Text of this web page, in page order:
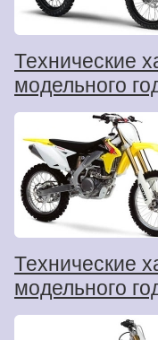
Технические
модельного
Технические
модельного